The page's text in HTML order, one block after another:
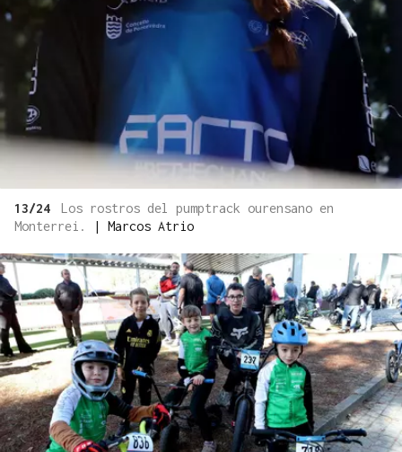
13/24
Los rostros del pumptrack ourensano en
Monterrei.
| Marcos Atrio